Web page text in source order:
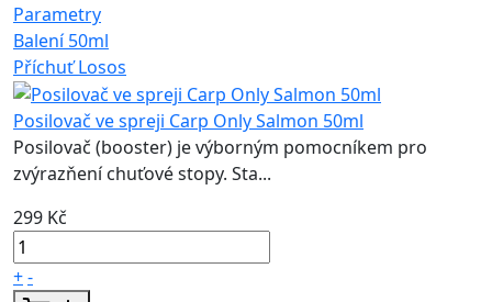
Parametry
Balení 50ml
Příchuť Losos
Posilovač ve spreji Carp Only Salmon 50ml
Posilovač (booster) je výborným pomocníkem pro
zvýrazňení chuťové stopy. Sta...
299 Kč
+-